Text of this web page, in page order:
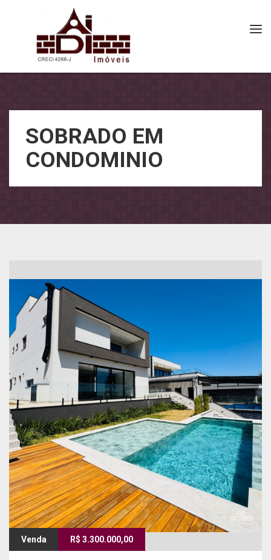
SOBRADO EM
CONDOMINIO
Venda R$ 3.300.000,00